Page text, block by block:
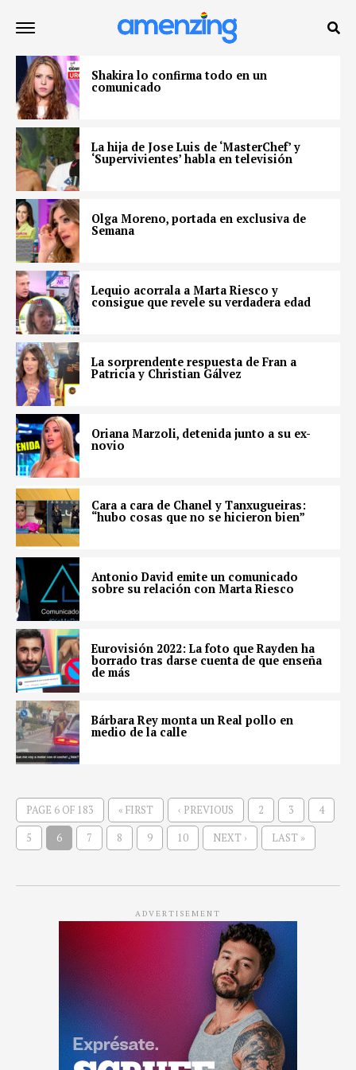
Shakira lo confirma todo en un
comunicado
La hija de Jose Luis de ‘MasterChef’ y
‘Supervivientes’ habla en televisión
Olga Moreno, portada en exclusiva de
Semana
Lequio acorrala a Marta Riesco y
consigue que revele su verdadera edad
La sorprendente respuesta de Fran a
Patricia y Christian Gálvez
Oriana Marzoli, detenida junto a su ex-
novio
Cara a cara de Chanel y Tanxugueiras:
“hubo cosas que no se hicieron bien”
Antonio David emite un comunicado
sobre su relación con Marta Riesco
Eurovisión 2022: La foto que Rayden ha
borrado tras darse cuenta de que enseña
de más
Bárbara Rey monta un Real pollo en
medio de la calle
PAGE 6 OF 183 « FIRST ‹ PREVIOUS 2 3 4
5 6 7 8 9 10 NEXT › LAST »
ADVERTISEMENT